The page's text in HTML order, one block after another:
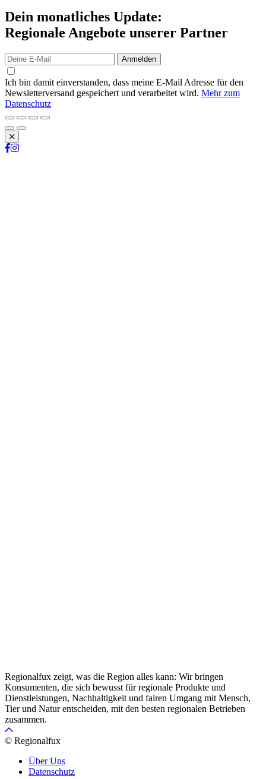
Dein monatliches Update:
Regionale Angebote unserer Partner
Anmelden
Ich bin damit einverstanden, dass meine E-Mail Adresse für den
Newsletterversand gespeichert und verarbeitet wird. Mehr zum
Datenschutz
Schließen
Regionalfux zeigt, was die Region alles kann: Wir bringen
Konsumenten, die sich bewusst für regionale Produkte und
Dienstleistungen, Nachhaltigkeit und fairen Umgang mit Mensch,
Tier und Natur entscheiden, mit den besten regionalen Betrieben
zusammen.
© Regionalfux
Über Uns
Datenschutz